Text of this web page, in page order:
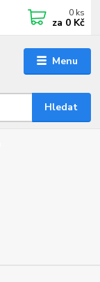
Menu
Hledat
0 ks
za 0 Kč